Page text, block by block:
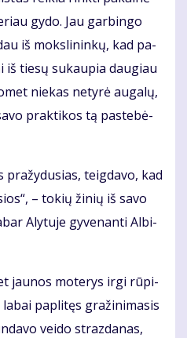
gy­do. Jau gar­bin­go
iš moks­li­nin­kų, kad pa­
iš tie­sų su­kau­pia dau­giau
nie­kas ne­ty­rė au­ga­lų,
prak­ti­kos tą pa­ste­bė­
pra­žy­du­sias, teig­da­vo, kad
– to­kių ži­nių iš sa­vo
Aly­tu­je gy­ve­nan­ti Al­bi­
jau­nos mo­te­rys ir­gi rū­pi­
pa­pli­tęs gra­ži­ni­ma­sis
vei­do straz­da­nas,